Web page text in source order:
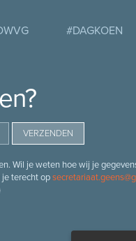
#DAGKOEN
Wil je weten hoe wij je
terecht op